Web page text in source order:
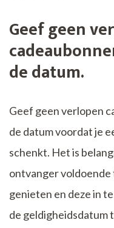
Geef geen
de datum.
Geef geen verlopen
de datum voordat je
schenkt. Het is
ontvanger voldoende
genieten en deze in
de geldigheidsdatum